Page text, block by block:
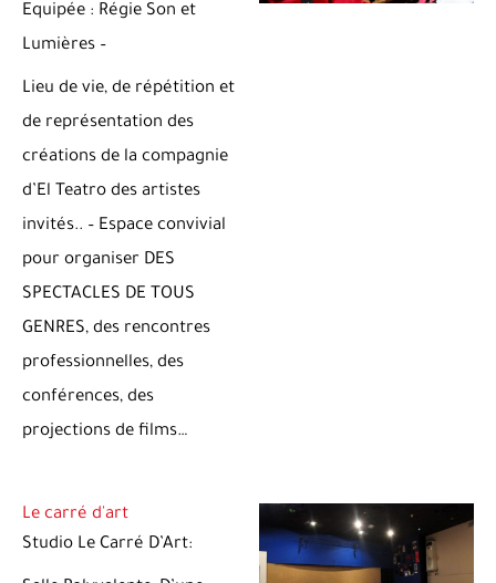
Equipée : Régie Son et
Lumières –
Lieu de vie, de répétition et
de représentation des
créations de la compagnie
d’El Teatro des artistes
invités.. – Espace convivial
pour organiser DES
SPECTACLES DE TOUS
GENRES, des rencontres
professionnelles, des
conférences, des
projections de films…
Le carré d'art
Studio Le Carré D’Art: